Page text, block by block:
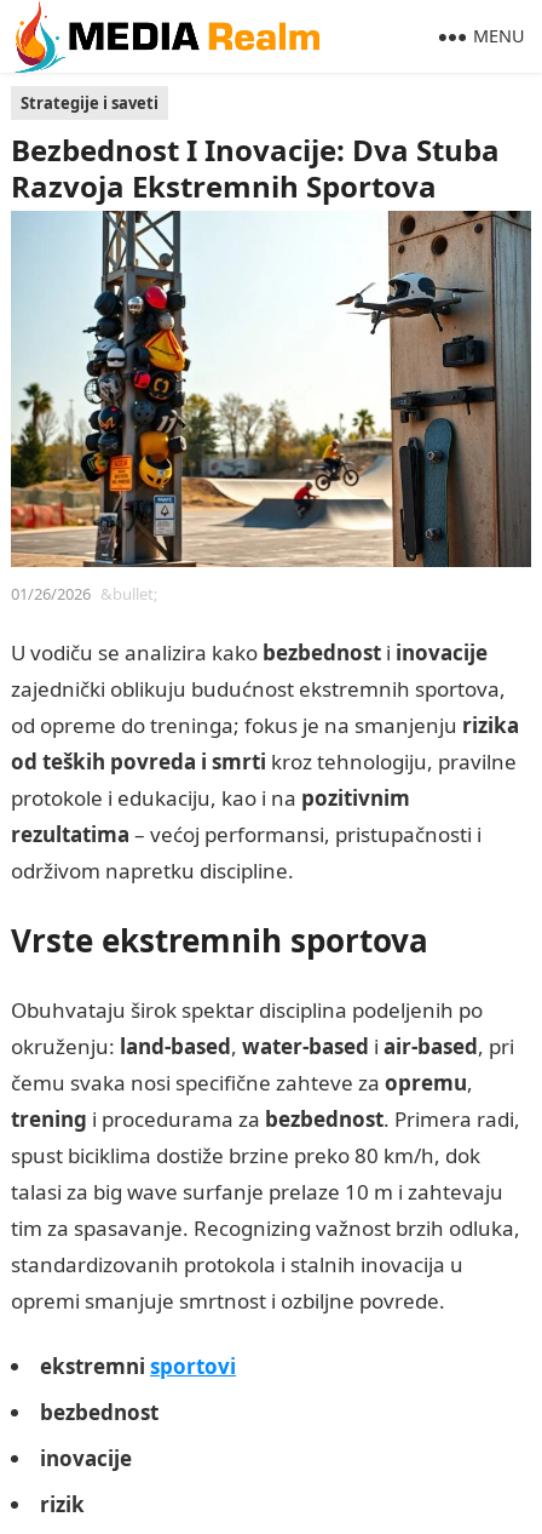
MENU
Strategije i saveti
Bezbednost I Inovacije: Dva Stuba
Razvoja Ekstremnih Sportova
01/26/2026 &bullet;
U vodiču se analizira kako bezbednosti inovacije
zajednički oblikuju budućnost ekstremnih sportova,
od opreme do treninga; fokus je na smanjenju rizika
od teških povreda i smrti kroz tehnologiju, pravilne
protokole i edukaciju, kao i na pozitivnim
rezultatima – većoj performansi, pristupačnosti i
održivom napretku discipline.
Vrste ekstremnih sportova
Obuhvataju širok spektar disciplina podeljenih po
okruženju: land-based, water-based i air-based, pri
čemu svaka nosi specifične zahteve za opremu,
trening i procedurama za bezbednost. Primera radi,
spust biciklima dostiže brzine preko 80 km/h, dok
talasi za big wave surfanje prelaze 10 m i zahtevaju
tim za spasavanje. Recognizing važnost brzih odluka,
standardizovanih protokola i stalnih inovacija u
opremi smanjuje smrtnost i ozbiljne povrede.
ekstremni sportovi
bezbednost
inovacije
rizik